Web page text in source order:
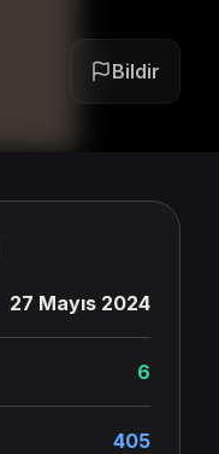
Bildir
27 Mayıs 2024
6
405